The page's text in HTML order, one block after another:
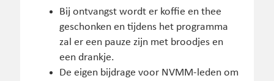
Bij ontvangst wordt er koffie en thee
geschonken en tijdens het programma
zal er een pauze zijn met broodjes en
een drankje.
De eigen bijdrage voor NVMM-leden om